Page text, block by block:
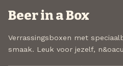
Beer in a Box
Verrassingsboxen met
smaak. Leuk voor jezelf,